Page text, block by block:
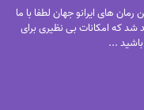
های ایرانو جهان لطفا با ما
که امکانات بی نظیری برای
...